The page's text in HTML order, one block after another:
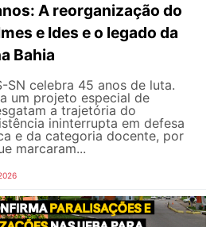
A reorganização do
e Ides e o legado da
Bahia
SN celebra 45 anos de luta.
um projeto especial de
a trajetória do
ininterrupta em defesa
e da categoria docente, por
marcaram...